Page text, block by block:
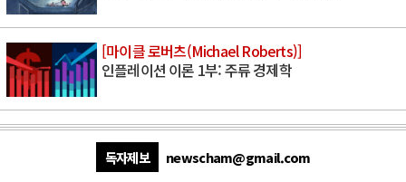
[마이클 로버츠(Michael Roberts)]
인플레이션 이론 1부: 주류 경제학
독자제보
newscham@gmail.com